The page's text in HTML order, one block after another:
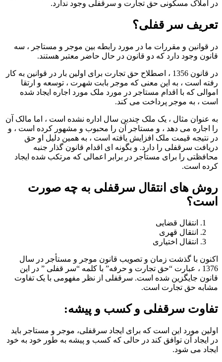
در املاک مسکونی حق تجارت و سرقفلی وجود ندارد.
تعریف سر قفلی؟
در قوانین و مقررات ما در مورد رابطه بین موجر و مستاجر ، سه
قانون وجود دارد که دو قانون در حال حاضر معتبر هستند.
در قانون 1356 ، اصطلاح حق تجارت برای اولین بار در قوانین به کار
رفته است ، به این معنی که موجر بابت شهرت ، توسعه و ارتقا
اموالی که با اقدام مستاجر در مورد ملک مورد اجاره ایجاد شده
است ، به موجر پرداخت می کند.
به عنوان مثال ، یک ملک چندین سال اداره نشده است ، اما مالک آن
را اجاره می دهد ، و مستاجر آن را محبوب و مشهور کرده است ، و
در نتیجه قیمت ملک افزایش یافته است ، به همین دلیل او حق
دریافت سرقفلی را دارد. و بگونه ای اقدام قانون گذار جنبه
محافظتی را برای مستأجر در برابر اعمالی که مرتکب شده ایجاد
کرده است.
روش های انتقال سرقفلی به چه صورت
است؟
انتقال قضایی
انتقال قهری
انتقال اختیاری
اکنون با گذشت زمان و تصویب قانون موجر و مستأجر در سال
1376 ، عبارت “حق تجارت و حرفه” با کلمه “سر قفلی ” در این
قانون جایگزین شده است. سرقفلی از نظر مفهومی با یک تفاوت
مشابه حق تجارت است.
تفاوت سرقفلی و کسب و پیشه:
اولین مورد این است که برای ایجاد سرقفلی، موجر و مستاجر باید
در ایجاد آن توافق کند در حالی که کسب و پیشه به طور خود به خود
ایجاد می شود.